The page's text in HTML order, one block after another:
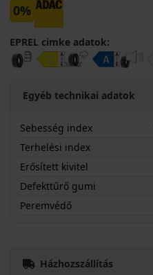
0%
EPREL cimke adatok:
Egyéb technikai adatok
Sebesség index
Terhelési index
Erősített kivitel
Defekttűrő gumi
Peremvédő
Házhozszállítás